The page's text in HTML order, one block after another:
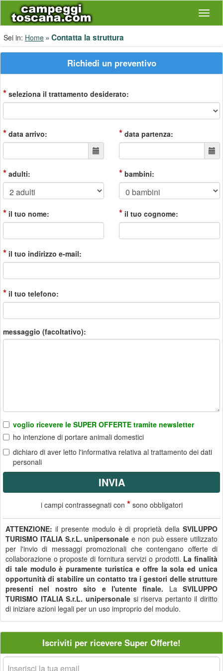
Sei in: Home Contatta la struttura
Richiedi un preventivo
* seleziona il trattamento desiderato:
* data arrivo: * data partenza:
* adulti: * bambini:
* il tuo nome: * il tuo cognome:
* il tuo indirizzo e-mail:
* il tuo telefono:
messaggio (facoltativo):
voglio ricevere le SUPER OFFERTE tramite newsletter
ho intenzione di portare animali domestici
dichiaro di aver letto l'informativa relativa al trattamento dei dati
personali
i campi contrassegnati con *sono obbligatori
ATTENZIONE: il presente modulo è di proprietà della SVILUPPO
TURISMO ITALIA S.r.L. unipersonale e non può essere utilizzato
per l'invio di messaggi promozionali che contengano offerte di
collaborazione o proposte di fornitura servizi o prodotti. La finalità
di tale modulo è puramente turistica e offre la sola ed unica
opportunità di stabilire un contatto tra i gestori delle strutture
presenti nel nostro sito e l'utente finale. La SVILUPPO
TURISMO ITALIA S.r.L. unipersonalesi riserva pertanto il diritto
di iniziare azioni legali per un uso improprio del modulo.
Iscriviti per ricevere Super Offerte!
La